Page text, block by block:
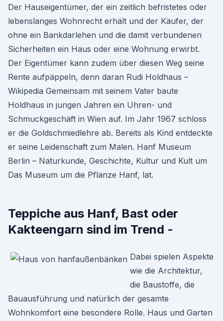
Der Hauseigentümer, der ein zeitlich befristetes oder
lebenslanges Wohnrecht erhält und der Käufer, der
ohne ein Bankdarlehen und die damit verbundenen
Sicherheiten ein Haus oder eine Wohnung erwirbt.
Der Eigentümer kann zudem über diesen Weg seine
Rente aufpäppeln, denn daran Rudi Holdhaus –
Wikipedia Gemeinsam mit seinem Vater baute
Holdhaus in jungen Jahren ein Uhren- und
Schmuckgeschäft in Wien auf. Im Jahr 1967 schloss
er die Goldschmiedlehre ab. Bereits als Kind entdeckte
er seine Leidenschaft zum Malen. Hanf Museum
Berlin – Naturkunde, Geschichte, Kultur und Kult um
Das Museum um die Pflanze Hanf, lat.
Teppiche aus Hanf, Bast oder
Kakteengarn sind im Trend -
Dabei spielen Aspekte
wie die Architektur,
die Baustoffe, die
Bauausführung und natürlich der gesamte
Wohnkomfort eine besondere Rolle. Haus und Garten